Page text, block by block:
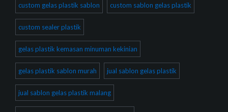
custom gelas plastik sablon custom sablon gelas plastik
custom sealer plastik
gelas plastik kemasan minuman kekinian
gelas plastik sablon murah jual sablon gelas plastik
jual sablon gelas plastik malang